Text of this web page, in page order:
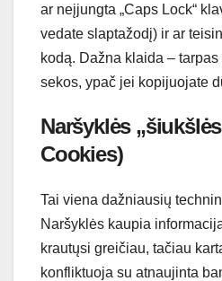
ar neįjungta „Caps Lock“
vedate slaptažodį) ir ar
kodą. Dažna klaida –
sekos, ypač jei kopijuojate
Naršyklės
Cookies)
Tai viena dažniausių
Naršyklės kaupia
krautųsi greičiau, tačiau
konfliktuoja su atnaujinta